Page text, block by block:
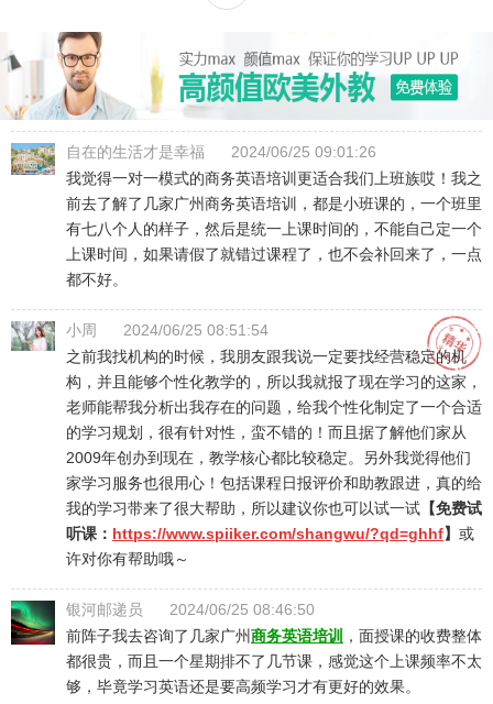
自在的生活才是幸福
2024/06/25 09:01:26
我觉得一对一模式的商务英语培训更适合我们上班族哎！我之
前去了解了几家广州商务英语培训，都是小班课的，一个班里
有七八个人的样子，然后是统一上课时间的，不能自己定一个
上课时间，如果请假了就错过课程了，也不会补回来了，一点
都不好。
小周
2024/06/25 08:51:54
之前我找机构的时候，我朋友跟我说一定要找经营稳定的机
构，并且能够个性化教学的，所以我就报了现在学习的这家，
老师能帮我分析出我存在的问题，给我个性化制定了一个合适
的学习规划，很有针对性，蛮不错的！而且据了解他们家从
2009年创办到现在，教学核心都比较稳定。另外我觉得他们
家学习服务也很用心！包括课程日报评价和助教跟进，真的给
我的学习带来了很大帮助，所以建议你也可以试一试 【免费试
听课： https://www.spiiker.com/shangwu/?qd=ghhf】 或
许对你有帮助哦～
银河邮递员
2024/06/25 08:46:50
前阵子我去咨询了几家广州商务英语培训
，面授课的收费整体
都很贵，而且一个星期排不了几节课，感觉这个上课频率不太
够，毕竟学习英语还是要高频学习才有更好的效果。